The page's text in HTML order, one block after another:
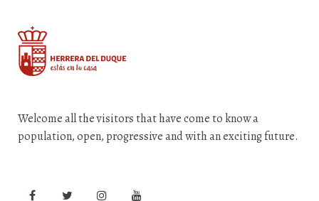
Welcome all the visitors that have come to know a
population, open, progressive and with an exciting future.